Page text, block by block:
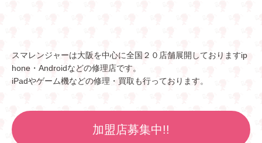
スマレンジャーは大阪を中心に全国２０店舗展開しておりますip
hone・Androidなどの修理店です。
iPadやゲーム機などの修理・買取も行っております。
加盟店募集中!!